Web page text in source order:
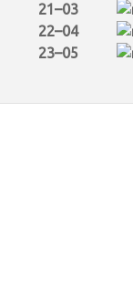
21–03
22–04
23–05